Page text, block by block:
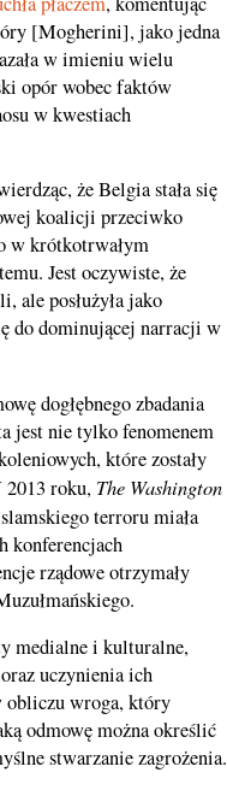
[Mogherini], jako jedna
w imieniu wielu
opór wobec faktów
w kwestiach
że Belgia stała się
koalicji przeciwko
w krótkotrwałym
Jest oczywiste, że
ale posłużyła jako
do dominującej narracji w
dogłębnego zbadania
jest nie tylko fenomenem
które zostały
2013 roku, The Washington
terroru miała
konferencjach
rządowe otrzymały
medialne i kulturalne,
uczynienia ich
obliczu wroga, który
odmowę można określić
stwarzanie zagrożenia.